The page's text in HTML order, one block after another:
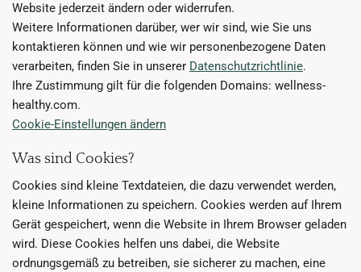
Website jederzeit ändern oder widerrufen.
Weitere Informationen darüber, wer wir sind, wie Sie uns
kontaktieren können und wie wir personenbezogene Daten
verarbeiten, finden Sie in unserer Datenschutzrichtlinie.
Ihre Zustimmung gilt für die folgenden Domains: wellness-
healthy.com.
Cookie-Einstellungen ändern
Was sind Cookies?
Cookies sind kleine Textdateien, die dazu verwendet werden,
kleine Informationen zu speichern. Cookies werden auf Ihrem
Gerät gespeichert, wenn die Website in Ihrem Browser geladen
wird. Diese Cookies helfen uns dabei, die Website
ordnungsgemäß zu betreiben, sie sicherer zu machen, eine